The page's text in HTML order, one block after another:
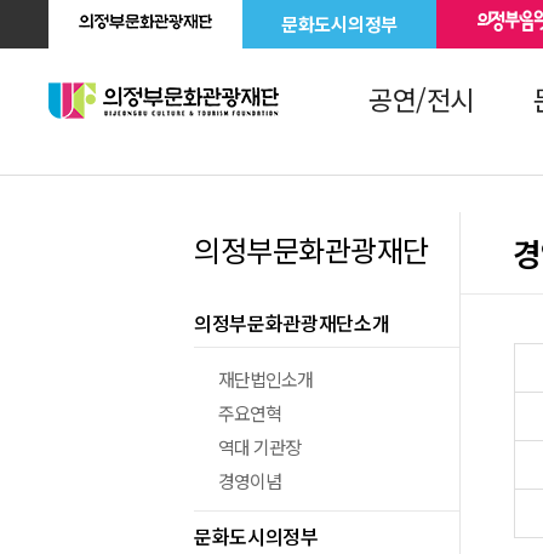
문화도시의정부
공연/전시
의정부문화관광재단
의정부문화관광재단소개
재단법인소개
주요연혁
역대 기관장
경영이념
문화도시의정부